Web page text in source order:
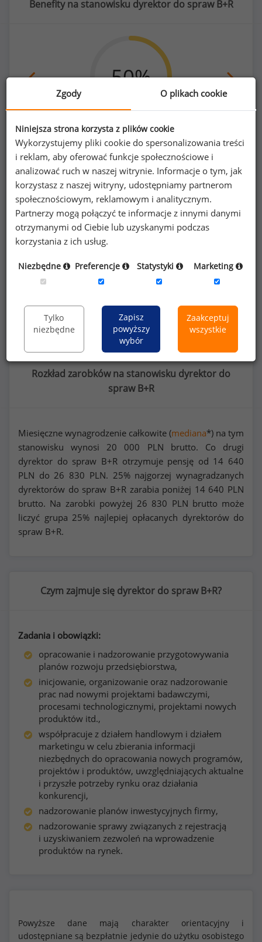
Benefity na stanowisku dyrektor do spraw B+R
50%
samochód osobowy do użytku prywatnego
Poszukujesz szczegółowych danych o
wynagrodzeniachdyrektorów do spraw B+R
lub na innych stanowiskach?
Dowiedz się więcej
Wykorzystaj kod
Rozkład zarobków na stanowisku dyrektor do
spraw B+R
Miesięczne wynagrodzenie całkowite (mediana*) na tym
stanowisku wynosi 20 000 PLN brutto. Co drugi
dyrektor do spraw B+R otrzymuje pensję od 14 640
PLN do 26 830 PLN. 25% najgorzej wynagradzanych
dyrektorów do spraw B+R zarabia poniżej 14 640 PLN
brutto. Na zarobki powyżej 26 830 PLN brutto może
liczyć grupa 25% najlepiej opłacanych dyrektorów do
spraw B+R.
Czym zajmuje się dyrektor do spraw B+R?
Zadania i obowiązki:
opracowanie i nadzorowanie przygotowywania
planów rozwoju przedsiębiorstwa,
inicjowanie, organizowanie oraz nadzorowanie
prac nad nowymi projektami badawczymi,
procesami technologicznymi, projektami nowych
produktów itd.,
współpracuje z działem handlowym i działem
marketingu w celu zbierania informacji
niezbędnych do opracowania nowych programów,
projektów i produktów, uwzględniających aktualne
i przyszłe potrzeby rynku oraz działania
konkurencji,
nadzorowanie planów inwestycyjnych firmy,
nadzorowanie sprawy związanych z rejestracją
i uzyskiwaniem zezwoleń na wprowadzenie
produktów na rynek.
Powyższe dane mają charakter orientacyjny i
udostępniane są bezpłatnie jedynie do użytku osobistego
Zgody O plikach cookie
Niniejsza strona korzysta z plików cookie
Wykorzystujemy pliki cookie do spersonalizowania treści
i reklam, aby oferować funkcje społecznościowe i
analizować ruch w naszej witrynie. Informacje o tym, jak
korzystasz z naszej witryny, udostępniamy partnerom
społecznościowym, reklamowym i analitycznym.
Partnerzy mogą połączyć te informacje z innymi danymi
otrzymanymi od Ciebie lub uzyskanymi podczas
korzystania z ich usług.
Niezbędne Preferencje Statystyki Marketing
Tylko
niezbędne
Zapisz
powyższy
wybór
Zaakceptuj
wszystkie